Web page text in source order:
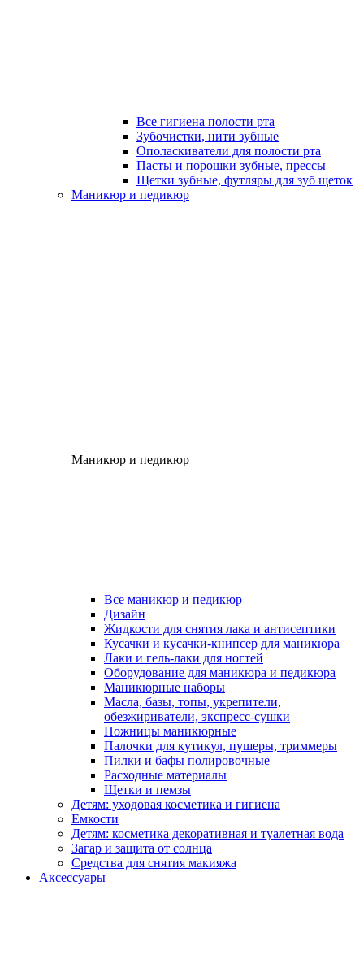
Все гигиена полости рта
Зубочистки, нити зубные
Ополаскиватели для полости рта
Пасты и порошки зубные, прессы
Щетки зубные, футляры для зуб щеток
Маникюр и педикюр
Маникюр и педикюр
Все маникюр и педикюр
Дизайн
Жидкости для снятия лака и антисептики
Кусачки и кусачки-книпсер для маникюра
Лаки и гель-лаки для ногтей
Оборудование для маникюра и педикюра
Маникюрные наборы
Масла, базы, топы, укрепители,
обезжириватели, экспресс-сушки
Ножницы маникюрные
Палочки для кутикул, пушеры, триммеры
Пилки и бафы полировочные
Расходные материалы
Щетки и пемзы
Детям: уходовая косметика и гигиена
Емкости
Детям: косметика декоративная и туалетная вода
Загар и защита от солнца
Средства для снятия макияжа
Аксессуары